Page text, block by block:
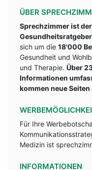
ÜBER
Sprechzimmer ist
sich um die 18'000
Gesundheit und
und Therapie. Über
Informationen
kommen neue Seiten
Für Ihre
Medizin ist
INFORMATIONEN